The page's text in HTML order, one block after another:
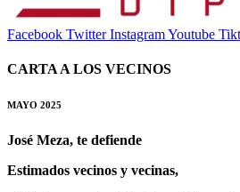
Facebook Twitter InstagramYoutube
CARTA A LOS VECINOS
MAYO 2025
José Meza, te defiende
Estimados vecinos y vecinas,